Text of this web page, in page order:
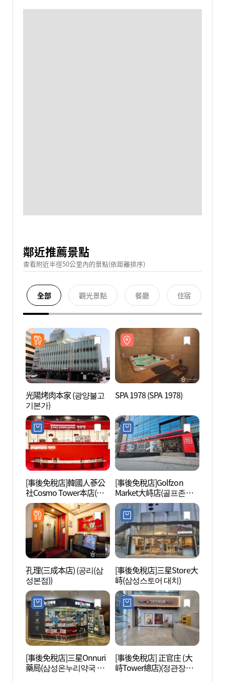
鄰近推薦景點
查看附近半徑50公里內的景點(依距離排序)
全部 觀光景點 餐廳 住宿
光陽烤肉本家 (광양불고
기본가)
SPA 1978 (SPA 1978)
[事後免稅店]韓國人蔘公
社Cosmo Tower本店(한
국인삼공사 코스모타워
본점)
[事後免稅店]Golfzon
Market大峙店(골프존마
켓 대치점)
孔理(三成本店) (공리(삼
성본점))
[事後免稅店]三星Store大
峙(삼성스토어 대치)
[事後免稅店]三星Onnuri
藥局(삼성온누리약국 글
[事後免稅店] 正官庄 (大
峙Tower總店)(정관장